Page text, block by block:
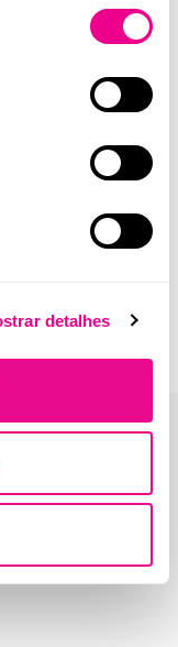
detalhes
suscetibilidade a